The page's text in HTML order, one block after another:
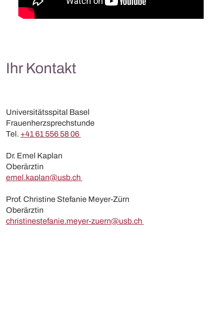
Ihr Kontakt
Universitätsspital Basel
Frauenherzsprechstunde
Tel. +41 61 556 58 06
Dr. Emel Kaplan
Oberärztin
emel.kaplan@usb.ch
Prof. Christine Stefanie Meyer-Zürn
Oberärztin
christinestefanie.meyer-zuern@usb.ch